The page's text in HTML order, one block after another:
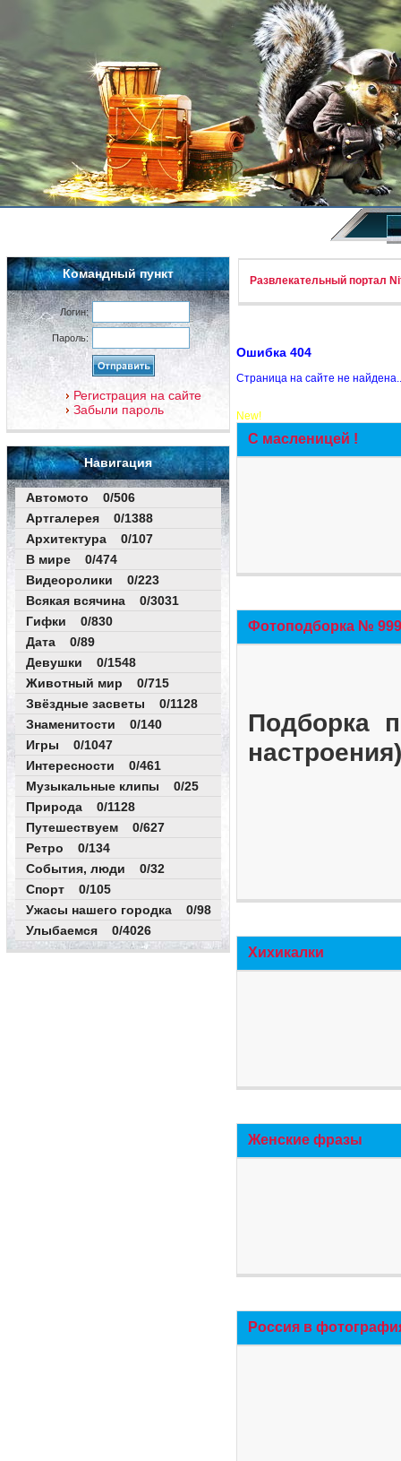
Командный пункт
Логин:
Пароль:
Регистрация на сайте
Забыли пароль
Навигация
Автомото 0/506
Артгалерея 0/1388
Архитектура 0/107
В мире 0/474
Видеоролики 0/223
Всякая всячина 0/3031
Гифки 0/830
Дата 0/89
Девушки 0/1548
Животный мир 0/715
Звёздные засветы 0/1128
Знаменитости 0/140
Игры 0/1047
Интересности 0/461
Музыкальные клипы 0/25
Природа 0/1128
Путешествуем 0/627
Ретро 0/134
События, люди 0/32
Спорт 0/105
Ужасы нашего городка 0/98
Улыбаемся 0/4026
Развлекательный портал
Ошибка 404
Страница на сайте не
New!
С масленицей !
Фотоподборка №
Подборка
Хихикалки
Женские фразы
Россия в